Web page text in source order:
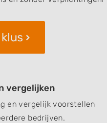
vergelijken
en vergelijk voorstellen
bedrijven.